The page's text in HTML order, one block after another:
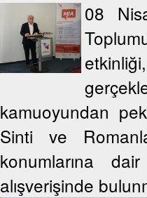
08
kamuoyundan pek
Sinti ve
konumlarına
alışverişinde